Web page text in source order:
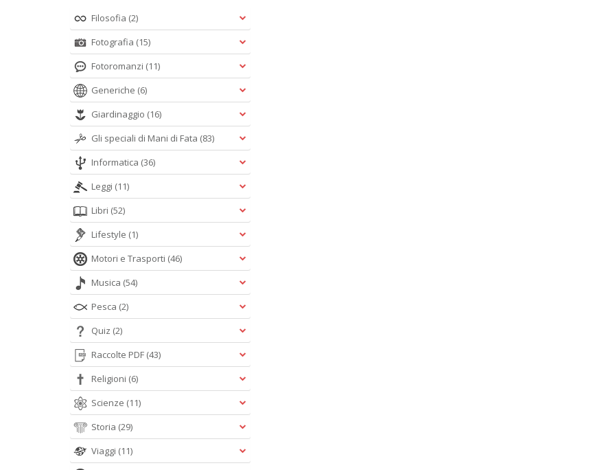
Filosofia (2)
Fotografia (15)
Fotoromanzi (11)
Generiche (6)
Giardinaggio (16)
Gli speciali di Mani di Fata (83)
Informatica (36)
Leggi (11)
Libri (52)
Lifestyle (1)
Motori e Trasporti (46)
Musica (54)
Pesca (2)
Quiz (2)
Raccolte PDF (43)
Religioni (6)
Scienze (11)
Storia (29)
Viaggi (11)